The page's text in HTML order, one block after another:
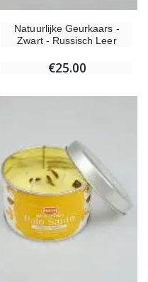
Natuurlijke Geurkaars -
Zwart - Russisch Leer
€25.00